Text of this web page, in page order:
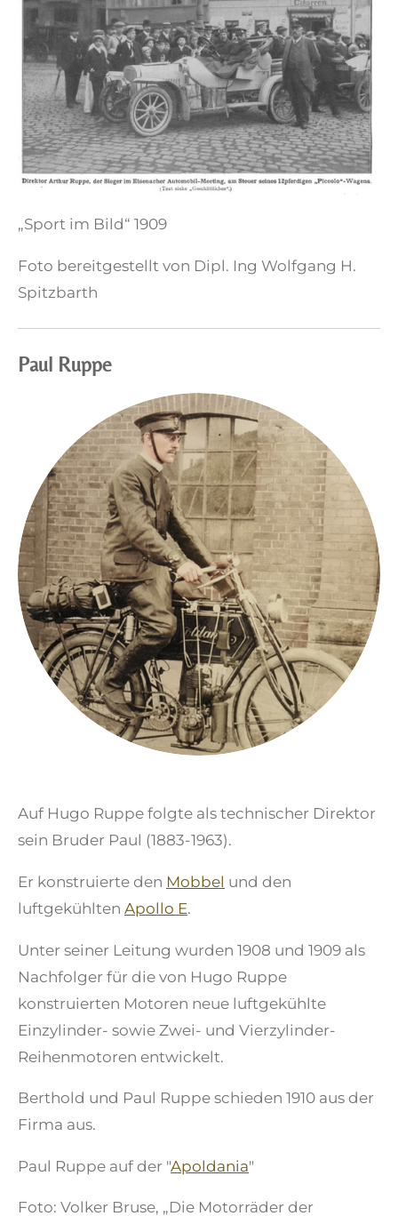
„Sport im Bild“ 1909
Foto bereitgestellt von Dipl. Ing Wolfgang H.
Spitzbarth
Paul Ruppe
Auf Hugo Ruppe folgte als technischer Direktor
sein Bruder Paul (1883-1963).
Er konstruierte den Mobbel und den
luftgekühlten Apollo E.
Unter seiner Leitung wurden 1908 und 1909 als
Nachfolger für die von Hugo Ruppe
konstruierten Motoren neue luftgekühlte
Einzylinder- sowie Zwei- und Vierzylinder-
Reihenmotoren entwickelt.
Berthold und Paul Ruppe schieden 1910 aus der
Firma aus.
Paul Ruppe auf der "Apoldania"
Foto: Volker Bruse, „Die Motorräder der